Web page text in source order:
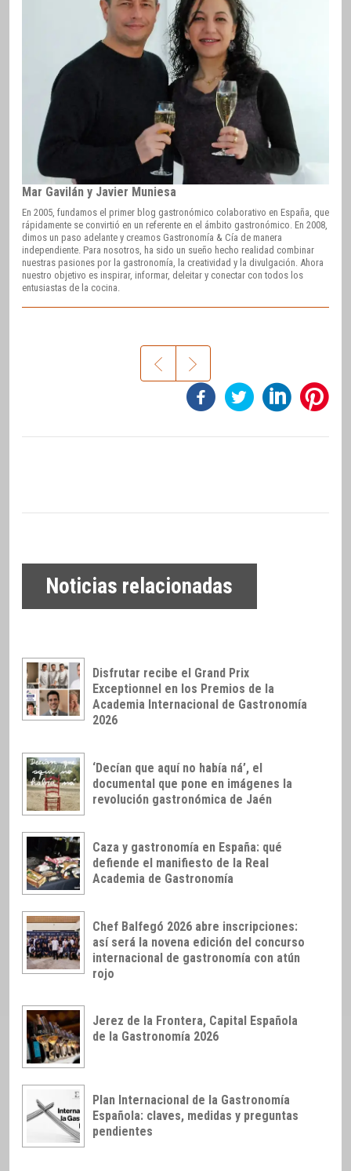
Mar Gavilán y Javier Muniesa
En 2005, fundamos el primer blog gastronómico colaborativo en España, que
rápidamente se convirtió en un referente en el ámbito gastronómico. En 2008,
dimos un paso adelante y creamos Gastronomía & Cía de manera
independiente. Para nosotros, ha sido un sueño hecho realidad combinar
nuestras pasiones por la gastronomía, la creatividad y la divulgación. Ahora
nuestro objetivo es inspirar, informar, deleitar y conectar con todos los
entusiastas de la cocina.
Noticias relacionadas
Disfrutar recibe el Grand Prix
Exceptionnel en los Premios de la
Academia Internacional de Gastronomía
2026
‘Decían que aquí no había ná’, el
documental que pone en imágenes la
revolución gastronómica de Jaén
Caza y gastronomía en España: qué
defiende el manifiesto de la Real
Academia de Gastronomía
Chef Balfegó 2026 abre inscripciones:
así será la novena edición del concurso
internacional de gastronomía con atún
rojo
Jerez de la Frontera, Capital Española
de la Gastronomía 2026
Plan Internacional de la Gastronomía
Española: claves, medidas y preguntas
pendientes